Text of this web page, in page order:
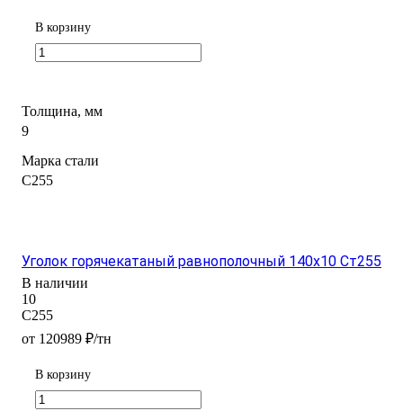
В корзину
Толщина, мм
9
Марка стали
С255
Уголок горячекатаный равнополочный 140x10 Ст255
В наличии
10
С255
от 120989 ₽/тн
В корзину